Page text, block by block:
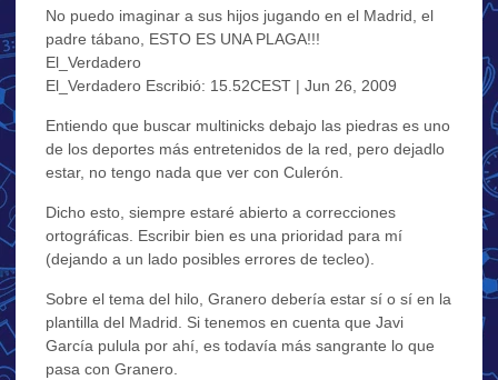
No puedo imaginar a sus hijos jugando en el Madrid, el
padre tábano, ESTO ES UNA PLAGA!!!
El_Verdadero
El_Verdadero Escribió: 15.52CEST | Jun 26, 2009
Entiendo que buscar multinicks debajo las piedras es uno
de los deportes más entretenidos de la red, pero dejadlo
estar, no tengo nada que ver con Culerón.
Dicho esto, siempre estaré abierto a correcciones
ortográficas. Escribir bien es una prioridad para mí
(dejando a un lado posibles errores de tecleo).
Sobre el tema del hilo, Granero debería estar sí o sí en la
plantilla del Madrid. Si tenemos en cuenta que Javi
García pulula por ahí, es todavía más sangrante lo que
pasa con Granero.